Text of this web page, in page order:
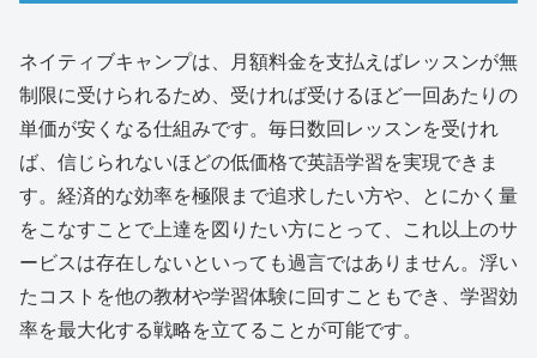
ネイティブキャンプは、月額料金を支払えばレッスンが無
制限に受けられるため、受ければ受けるほど一回あたりの
単価が安くなる仕組みです。毎日数回レッスンを受けれ
ば、信じられないほどの低価格で英語学習を実現できま
す。経済的な効率を極限まで追求したい方や、とにかく量
をこなすことで上達を図りたい方にとって、これ以上のサ
ービスは存在しないといっても過言ではありません。浮い
たコストを他の教材や学習体験に回すこともでき、学習効
率を最大化する戦略を立てることが可能です。